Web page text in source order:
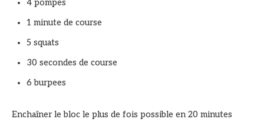
4 pompes
1 minute de course
5 squats
30 secondes de course
6 burpees
Enchaîner le bloc le plus de fois possible en 20 minutes